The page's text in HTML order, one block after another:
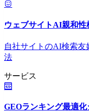
ウェブサイトAI親和性
自社サイトのAI検索
法
サービス
GEOランキング最適化